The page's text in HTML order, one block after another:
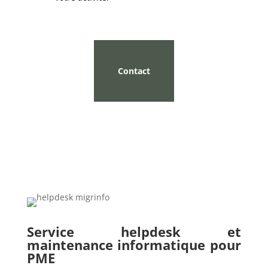
Contact
Service helpdesk et
maintenance informatique pour
PME